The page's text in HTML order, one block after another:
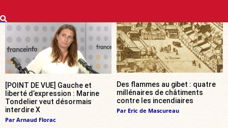
[POINT DE VUE] Gauche et
liberté d’expression : Marine
Tondelier veut désormais
interdire X
Par Arnaud Florac
Des flammes au gibet : quatre
millénaires de châtiments
contre les incendiaires
Par Eric de Mascureau